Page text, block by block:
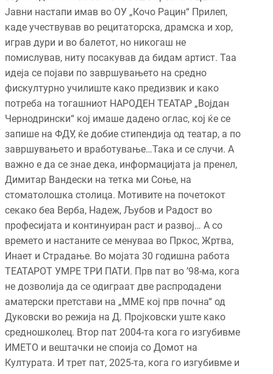
Јавни настапи имав во ОУ „Кочо Рацин“ Прилеп,
каде учествував во рецитаторска, драмска и хор,
играв дури и во балетот, но никогаш не
помислував, ниту посакував да бидам артист. Таа
идеја се појави по завршувањето на средно
фискултурно училиште како предизвик и како
потреба на тогашниот НАРОДЕН ТЕАТАР „Војдан
Чернодрински“ кој имаше дадено оглас, кој ќе се
запише на ФДУ, ќе добие стипендија од театар, а по
завршувањето и вработување…Така и се случи. А
важно е да се знае дека, информацијата ја пренел,
Димитар Вандески на тетка ми Соње, на
стоматолошка столица. Мотивите на почетокот
секако беа Верба, Надеж, Љубов и Радост во
професијата и континуиран раст и развој… А со
времето и настаните се менуваа во Пркос, Жртва,
Инает и Страдање. Во мојата 30 годишна работа
ТЕАТАРОТ УМРЕ ТРИ ПАТИ. Прв пат во ’98-ма, кога
не дозволија да се одиграат две распродадени
аматерски претстави на „ММЕ кој прв почна“ од
Дуковски во режија на Д. Пројковски уште како
средношколец. Втор пат 2004-та кога го изгубивме
ИМЕТО и вештачки не споија со Домот на
Културата. И трет пат, 2025-та, кога го изгубивме и